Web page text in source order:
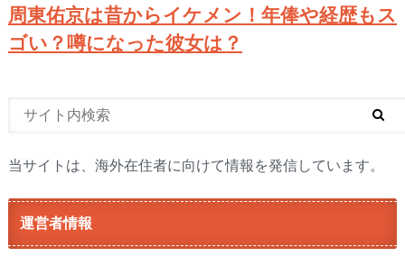
周東佑京は昔からイケメン！年俸や経歴もス
ゴい？噂になった彼女は？
当サイトは、海外在住者に向けて情報を発信しています。
運営者情報